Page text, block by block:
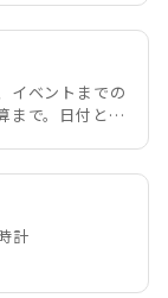
イベントまでの
まで。日付と時
計